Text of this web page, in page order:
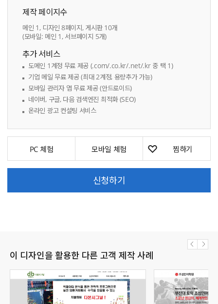
제작 페이지수
메인 1, 디자인 8페이지, 게시판 10개
(모바일: 메인 1, 서브페이지 5개)
추가 서비스
도메인 1계정 무료 제공 (.com/.co.kr/.net/.kr 중 택 1)
기업 메일 무료 제공 (최대 2계정, 용량추가 가능)
모바일 관리자 앱 무료 제공 (안드로이드)
네이버, 구글, 다음 검색엔진 최적화 (SEO)
온라인 광고 컨설팅 서비스
PC 체험 모바일 체험
신청하기
이 디자인을 활용한 다른 고객 제작 사례